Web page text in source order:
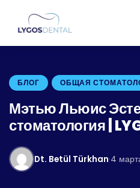
БЛОГ ОБЩАЯ
Мэтью Льюис
стоматология |
Dt. Betül Türkhan·4